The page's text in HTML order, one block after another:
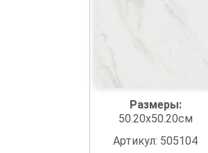
Размеры:
50.20x50.20см
Артикул: 505104